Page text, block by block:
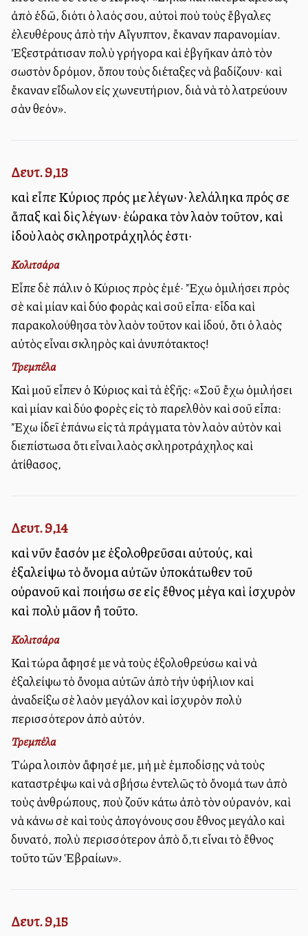
ἀπὸ ἐδῶ, διότι ὁ λαός σου, αὐτοὶ ποὺ τοὺς ἔβγαλες
ἐλευθέρους ἀπὸ τὴν Αἴγυπτον, ἔκαναν παρανομίαν.
Ἐξεστράτισαν πολὺ γρήγορα καὶ ἐβγῆκαν ἀπὸ τὸν
σωστὸν δρόμον, ὅπου τοὺς διέταξες νὰ βαδίζουν· καὶ
ἔκαναν εἴδωλον εἰς χωνευτήριον, διὰ νὰ τὸ λατρεύουν
σὰν θεόν».
Δευτ. 9,13
καὶ εἶπε Κύριος πρός με λέγων· λελάληκα πρός σε
ἅπαξ καὶ δὶς λέγων· ἑώρακα τὸν λαὸν τοῦτον, καὶ
ἰδοὺ λαὸς σκληροτράχηλός ἐστι·
Κολιτσάρα
Εἶπε δὲ πάλιν ὁ Κύριος πρὸς ἐμέ· Ἔχω ὁμιλήσει πρὸς
σὲ καὶ μίαν καὶ δύο φορὰς καὶ σοῦ εἶπα· εἶδα καὶ
παρακολούθησα τὸν λαὸν τοῦτον καὶ ἰδού, ὅτι ὁ λαὸς
αὐτὸς εἶναι σκληρὸς καὶ ἀνυπότακτος!
Τρεμπέλα
Καὶ μοῦ εἶπεν ὁ Κύριος καὶ τὰ ἑξῆς: «Σοῦ ἔχω ὁμιλήσει
καὶ μίαν καὶ δύο φορὲς εἰς τὸ παρελθὸν καὶ σοῦ εἶπα:
Ἔχω ἰδεῖ ἐπάνω εἰς τὰ πράγματα τὸν λαὸν αὐτὸν καὶ
διεπίστωσα ὅτι εἶναι λαὸς σκληροτράχηλος καὶ
ἀτίθασος,
Δευτ. 9,14
καὶ νῦν ἔασόν με ἐξολοθρεῦσαι αὐτούς, καὶ
ἐξαλείψω τὸ ὄνομα αὐτῶν ὑποκάτωθεν τοῦ
οὐρανοῦ καὶ ποιήσω σε εἰς ἔθνος μέγα καὶ ἰσχυρὸν
καὶ πολὺ μᾶλλον ἢ τοῦτο.
Κολιτσάρα
Καὶ τώρα ἄφησέ με νὰ τοὺς ἐξολοθρεύσω καὶ νὰ
ἐξαλείψω τὸ ὄνομα αὐτῶν ἀπὸ τὴν ὑφήλιον καὶ
ἀναδείξω σὲ λαὸν μεγάλον καὶ ἰσχυρὸν πολὺ
περισσότερον ἀπὸ αὐτόν.
Τρεμπέλα
Τώρα λοιπὸν ἄφησέ με, μὴ μὲ ἐμποδίσῃς νὰ τοὺς
καταστρέψω καὶ νὰ σβήσω ἐντελῶς τὸ ὄνομά των ἀπὸ
τοὺς ἀνθρώπους, ποὺ ζοῦν κάτω ἀπὸ τὸν οὐρανόν, καὶ
νὰ κάνω σὲ καὶ τοὺς ἀπογόνους σου ἔθνος μεγάλο καὶ
δυνατό, πολὺ περισσότερον ἀπὸ ὅ,τι εἶναι τὸ ἔθνος
τοῦτο τῶν Ἑβραίων».
Δευτ. 9,15